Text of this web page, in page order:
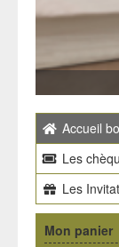
Accueil
Les
Les
Mon panier